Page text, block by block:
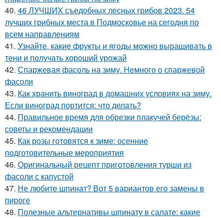
40. 46 ЛУЧШИХ съедобных лесных грибов 2023. 54
лучших грибных места в Подмосковье на сегодня по
всем направлениям
41. Узнайте, какие фрукты и ягоды можно выращивать в
тени и получать хороший урожай
42. Спаржевая фасоль на зиму. Немного о спаржевой
фасоли
43. Как хранить виноград в домашних условиях на зиму.
Если виноград портится: что делать?
44. Правильное время для обрезки плакучей берёзы:
советы и рекомендации
45. Как розы готовятся к зиме: осенние
подготовительные мероприятия
46. Оригинальный рецепт приготовления турши из
фасоли с капустой
47. Не любите шпинат? Вот 5 вариантов его замены в
пироге
48. Полезные альтернативы шпинату в салате: какие